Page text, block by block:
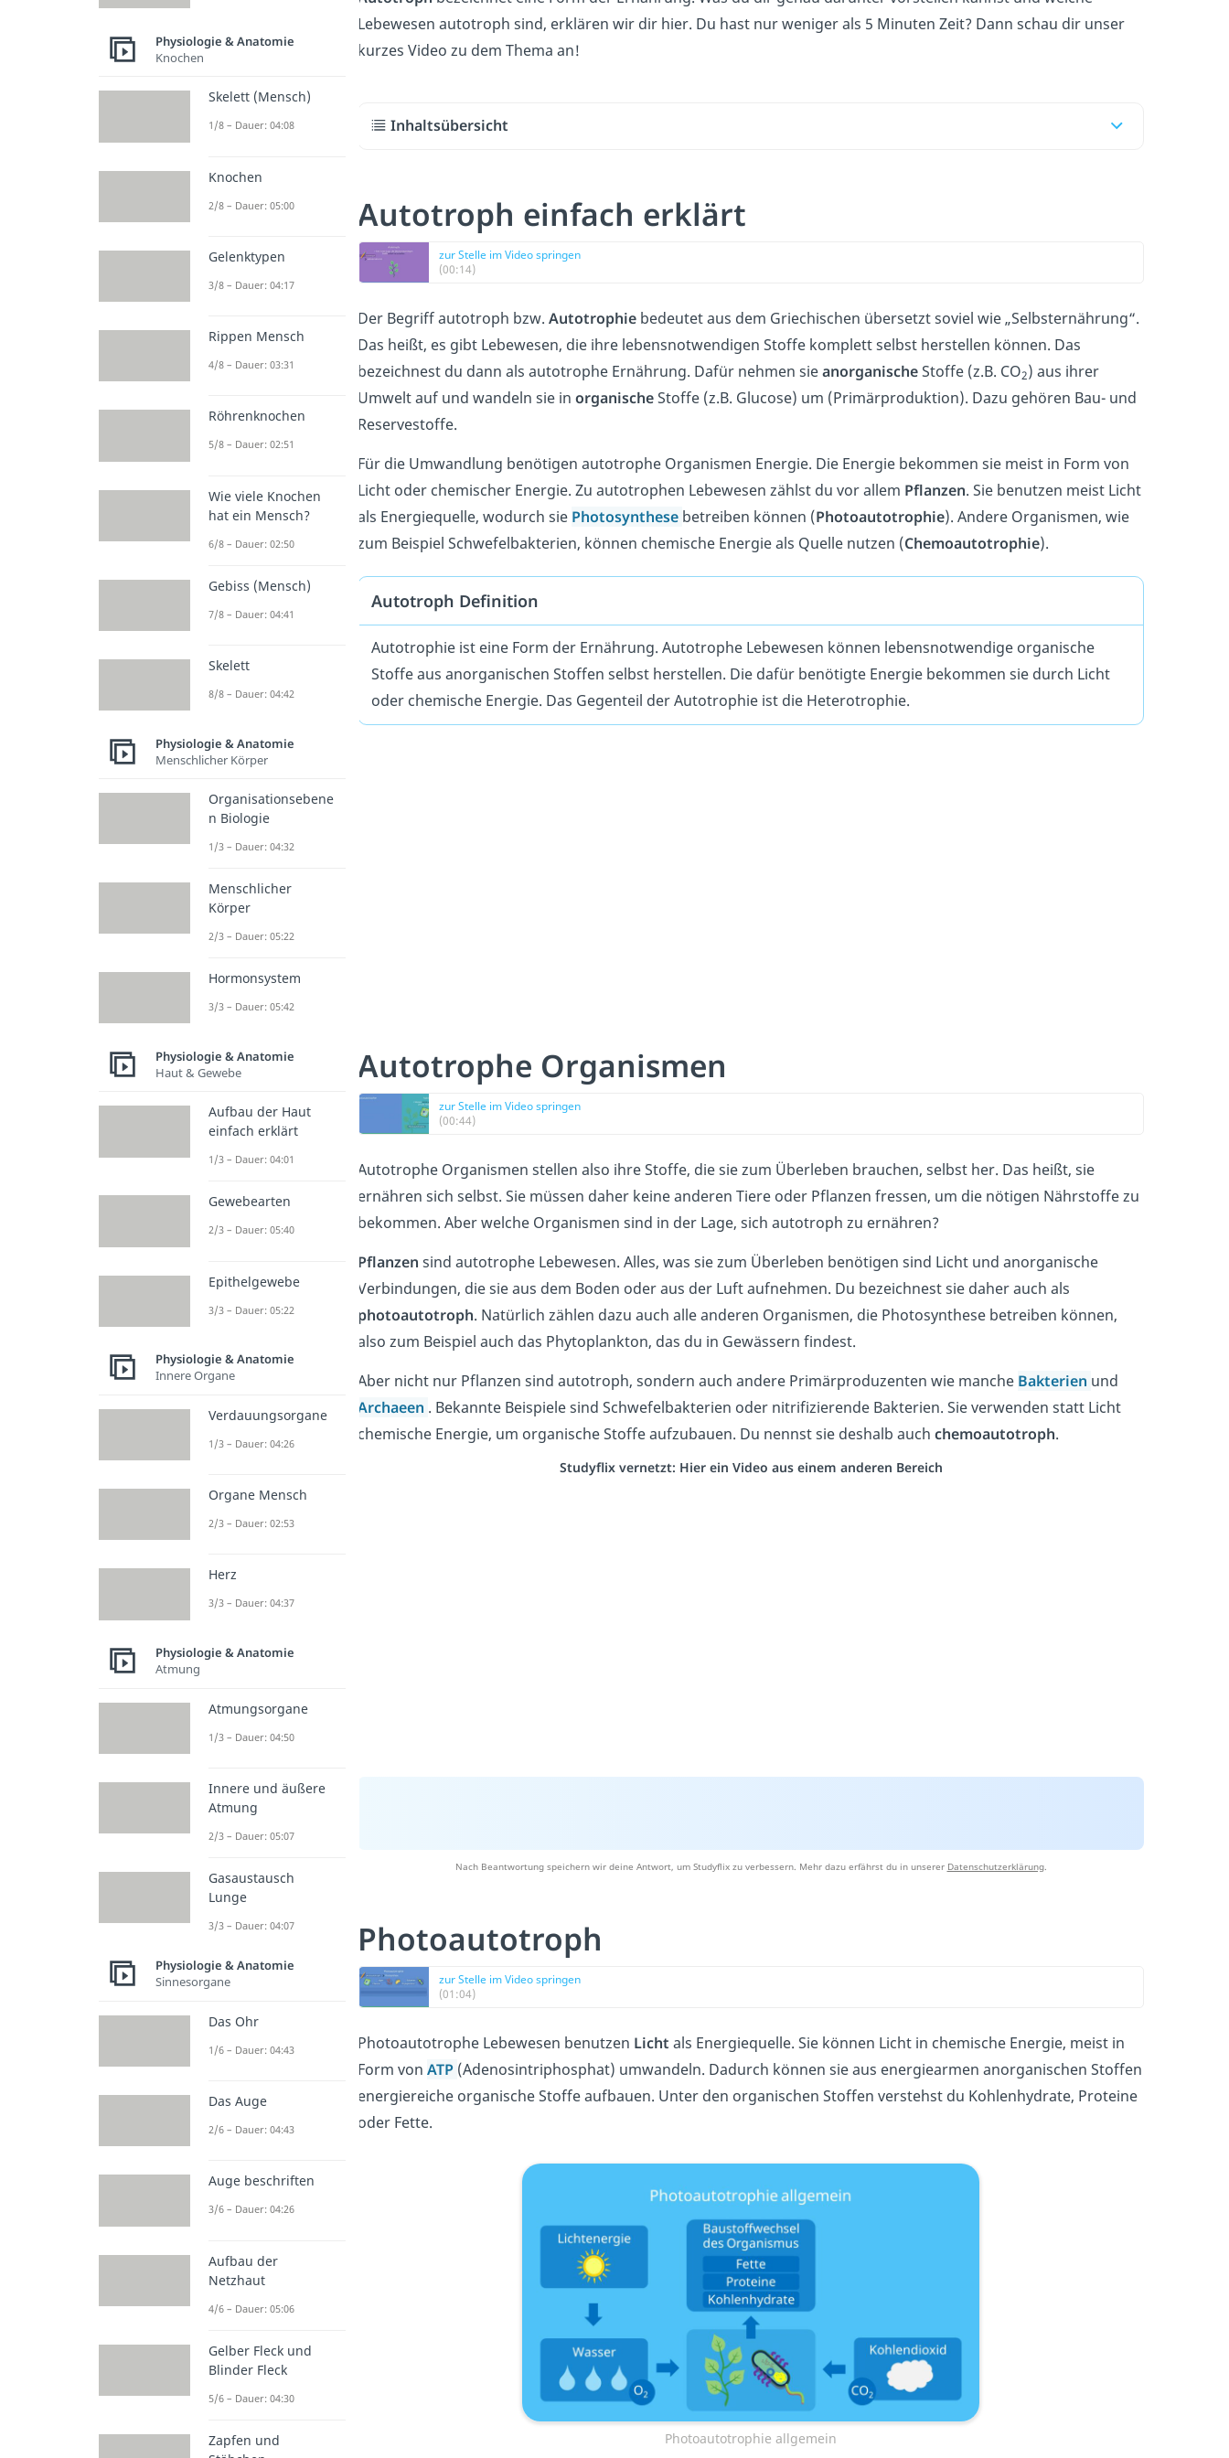
Lebewesen autotroph sind, erklären wir dir hier. Du hast nur weniger als 5 Minuten Zeit? Dann schau dir unser
kurzes Video zu dem Thema an!
Inhaltsübersicht
Autotroph einfach erklärt
zur Stelle im Video springen
(00:14)
Der Begriffautotroph bzw. Autotrophie bedeutet aus dem Griechischen übersetzt soviel wie „Selbsternährung“.
Das heißt, es gibt Lebewesen, die ihre lebensnotwendigen Stoffe komplett selbst herstellen können. Das
bezeichnest du dann als autotrophe Ernährung. Dafür nehmen sieanorganischeStoffe (z.B. CO2) aus ihrer
Umwelt auf und wandeln sie in organischeStoffe (z.B. Glucose) um (Primärproduktion). Dazu gehören Bau- und
Reservestoffe.
Für die Umwandlung benötigen autotrophe Organismen Energie. Die Energie bekommen sie meist in Form von
Licht oder chemischer Energie. Zu autotrophen Lebewesen zählst du vor allem Pflanzen. Sie benutzen meist Licht
als Energiequelle, wodurch sie Photosynthese betreiben können (Photoautotrophie). Andere Organismen, wie
zum Beispiel Schwefelbakterien, können chemische Energie als Quelle nutzen (Chemoautotrophie).
Autotroph Definition
Autotrophie ist eine Form der Ernährung. Autotrophe Lebewesen können lebensnotwendige organische
Stoffe aus anorganischen Stoffen selbst herstellen. Die dafür benötigte Energie bekommen sie durch Licht
oder chemische Energie. Das Gegenteil der Autotrophie ist die Heterotrophie.
Autotrophe Organismen
zur Stelle im Video springen
(00:44)
Autotrophe Organismen stellen also ihre Stoffe, die sie zum Überleben brauchen, selbst her. Das heißt, sie
ernähren sich selbst. Sie müssen daher keine anderen Tiere oder Pflanzen fressen, um die nötigen Nährstoffe zu
bekommen. Aber welche Organismen sind in der Lage, sich autotroph zu ernähren?
Pflanzen sind autotrophe Lebewesen. Alles, was sie zum Überleben benötigen sind Licht und anorganische
Verbindungen, die sie aus dem Boden oder aus der Luft aufnehmen. Du bezeichnest sie daher auch als
photoautotroph. Natürlich zählen dazu auch alle anderen Organismen, die Photosynthese betreiben können,
also zum Beispiel auch das Phytoplankton, das du in Gewässern findest.
Aber nicht nur Pflanzen sind autotroph, sondern auch andere Primärproduzenten wie manche Bakterien und
Archaeen . Bekannte Beispiele sind Schwefelbakterien oder nitrifizierende Bakterien. Sie verwenden statt Licht
chemische Energie, um organische Stoffe aufzubauen. Du nennst sie deshalb auch chemoautotroph.
Studyflix vernetzt: Hier ein Video aus einem anderen Bereich
Nach Beantwortung speichern wir deine Antwort, um Studyflix zu verbessern. Mehr dazu erfährst du in unserer Datenschutzerklärung.
Photoautotroph
zur Stelle im Video springen
(01:04)
Photoautotrophe Lebewesen benutzen Licht als Energiequelle. Sie können Licht in chemische Energie, meist in
Form von ATP (Adenosintriphosphat) umwandeln. Dadurch können sie aus energiearmen anorganischen Stoffen
energiereiche organische Stoffe aufbauen. Unter den organischen Stoffen verstehst du Kohlenhydrate, Proteine
oder Fette.
Photoautotrophie allgemein
Physiologie & Anatomie
Knochen
Skelett (Mensch)
1/8 – Dauer: 04:08
Knochen
2/8 – Dauer: 05:00
Gelenktypen
3/8 – Dauer: 04:17
Rippen Mensch
4/8 – Dauer: 03:31
Röhrenknochen
5/8 – Dauer: 02:51
Wie viele Knochen
hat ein Mensch?
6/8 – Dauer: 02:50
Gebiss (Mensch)
7/8 – Dauer: 04:41
Skelett
8/8 – Dauer: 04:42
Physiologie & Anatomie
Menschlicher Körper
Organisationsebene
n Biologie
1/3 – Dauer: 04:32
Menschlicher
Körper
2/3 – Dauer: 05:22
Hormonsystem
3/3 – Dauer: 05:42
Physiologie & Anatomie
Haut & Gewebe
Aufbau der Haut
einfach erklärt
1/3 – Dauer: 04:01
Gewebearten
2/3 – Dauer: 05:40
Epithelgewebe
3/3 – Dauer: 05:22
Physiologie & Anatomie
Innere Organe
Verdauungsorgane
1/3 – Dauer: 04:26
Organe Mensch
2/3 – Dauer: 02:53
Herz
3/3 – Dauer: 04:37
Physiologie & Anatomie
Atmung
Atmungsorgane
1/3 – Dauer: 04:50
Innere und äußere
Atmung
2/3 – Dauer: 05:07
Gasaustausch
Lunge
3/3 – Dauer: 04:07
Physiologie & Anatomie
Sinnesorgane
Das Ohr
1/6 – Dauer: 04:43
Das Auge
2/6 – Dauer: 04:43
Auge beschriften
3/6 – Dauer: 04:26
Aufbau der
Netzhaut
4/6 – Dauer: 05:06
Gelber Fleck und
Blinder Fleck
5/6 – Dauer: 04:30
Zapfen und